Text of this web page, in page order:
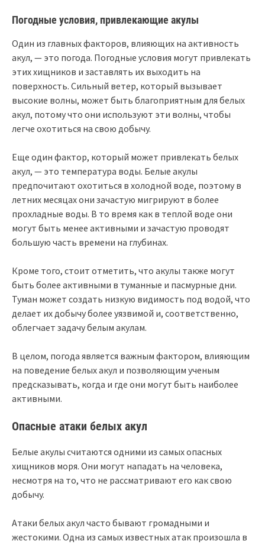
Погодные условия, привлекающие акулы
Один из главных факторов, влияющих на активность
акул, — это погода. Погодные условия могут привлекать
этих хищников и заставлять их выходить на
поверхность. Сильный ветер, который вызывает
высокие волны, может быть благоприятным для белых
акул, потому что они используют эти волны, чтобы
легче охотиться на свою добычу.
Еще один фактор, который может привлекать белых
акул, — это температура воды. Белые акулы
предпочитают охотиться в холодной воде, поэтому в
летних месяцах они зачастую мигрируют в более
прохладные воды. В то время как в теплой воде они
могут быть менее активными и зачастую проводят
большую часть времени на глубинах.
Кроме того, стоит отметить, что акулы также могут
быть более активными в туманные и пасмурные дни.
Туман может создать низкую видимость под водой, что
делает их добычу более уязвимой и, соответственно,
облегчает задачу белым акулам.
В целом, погода является важным фактором, влияющим
на поведение белых акул и позволяющим ученым
предсказывать, когда и где они могут быть наиболее
активными.
Опасные атаки белых акул
Белые акулы считаются одними из самых опасных
хищников моря. Они могут нападать на человека,
несмотря на то, что не рассматривают его как свою
добычу.
Атаки белых акул часто бывают громадными и
жестокими. Одна из самых известных атак произошла в